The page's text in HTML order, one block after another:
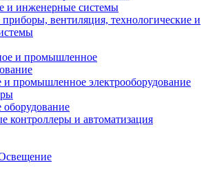
и инженерные системы
вентиляция, технологические и
и промышленное электрооборудование
оборудование
и автоматизация